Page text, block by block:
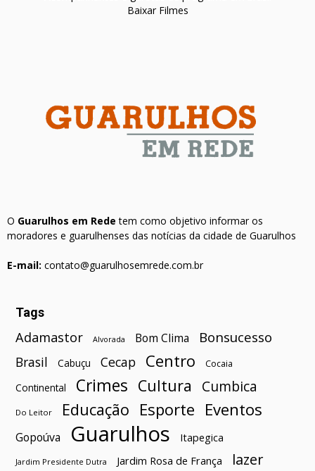
Baixar Filmes
O Guarulhos em Rede tem como objetivo informar os
moradores e guarulhenses das notícias da cidade de Guarulhos
E-mail: contato@guarulhosemrede.com.br
Tags
Adamastor Alvorada Bom Clima Bonsucesso
Brasil Cabuçu Cecap Centro Cocaia
Continental Crimes Cultura Cumbica
Do Leitor Educação Esporte Eventos
Gopoúva Guarulhos Itapegica
Jardim Presidente Dutra Jardim Rosa de França lazer